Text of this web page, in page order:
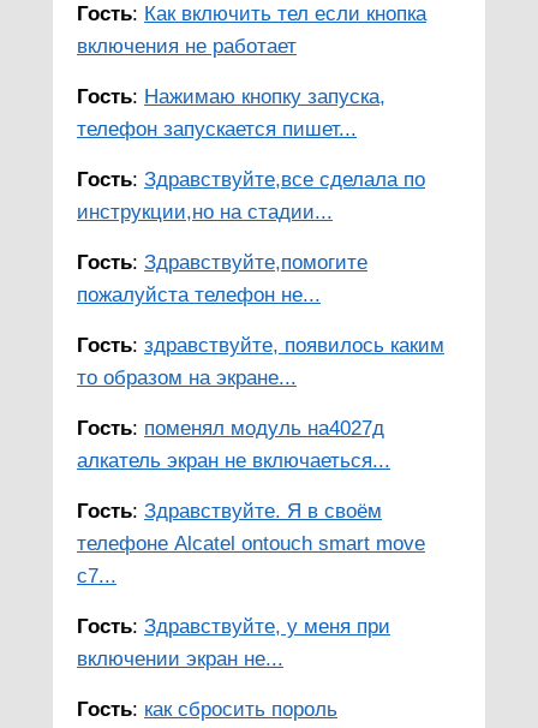
Гость: Как включить тел если кнопка
включения не работает
Гость: Нажимаю кнопку запуска,
телефон запускается пишет...
Гость: Здравствуйте,все сделала по
инструкции,но на стадии...
Гость: Здравствуйте,помогите
пожалуйста телефон не...
Гость: здравствуйте, появилось каким
то образом на экране...
Гость: поменял модуль на4027д
алкатель экран не включаеться...
Гость: Здравствуйте. Я в своём
телефоне Alcatel ontouch smart move
c7...
Гость: Здравствуйте, у меня при
включении экран не...
Гость: как сбросить пороль